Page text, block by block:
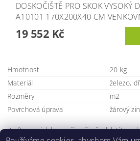
DOSKOČIŠTĚ PRO SKOK VYSOKÝ
A10101 170X200X40 CM
19 552 Kč
Hmotnost
20 kg
Materiál
železo,
Rozměry
m2
Povrchová úprava
žárový
Buďte první, kdo napíše příspěvek k této